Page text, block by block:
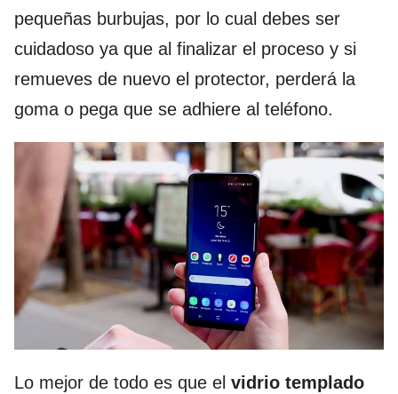
pequeñas burbujas, por lo cual debes ser
cuidadoso ya que al finalizar el proceso y si
remueves de nuevo el protector, perderá la
goma o pega que se adhiere al teléfono.
Lo mejor de todo es que el vidrio templado